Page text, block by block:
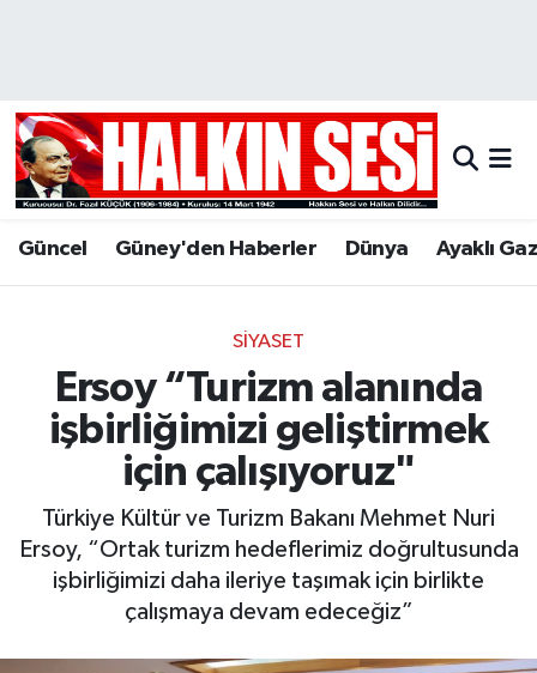
Güncel Güney'den Haberler Dünya Ayaklı
SIYASET
Ersoy “Turizm alanında
işbirliğimizi geliştirmek
için çalışıyoruz"
Türkiye Kültür ve Turizm Bakanı Mehmet Nuri
Ersoy, “Ortak turizm hedeflerimiz doğrultusunda
işbirliğimizi daha ileriye taşımak için birlikte
çalışmaya devam edeceğiz”
Hava Durumu
Trafik Durumu
Son Dakika Haberleri
Haber Arşivi